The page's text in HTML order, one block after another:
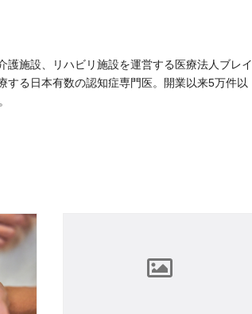
施設、リハビリ施設を運営する医療法人ブレイ
る日本有数の認知症専門医。開業以来5万件以